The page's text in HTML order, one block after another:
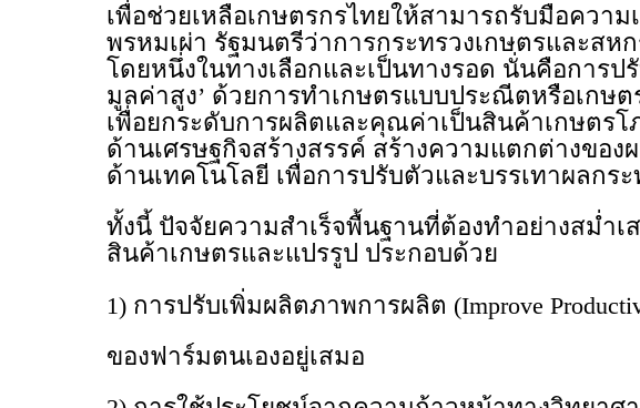
เพื่อช่วยเหลือเกษตรกรไทยให้สามารถรับมือควา
พรหมเผ่า รัฐมนตรีว่าการกระทรวงเกษตรและส
โดยหนึ่งในทางเลือกและเป็นทางรอด นั่นคือการป
มูลค่าสูง’ ด้วยการทำเกษตรแบบประณีตหรือเกษ
เพื่อยกระดับการผลิตและคุณค่าเป็นสินค้าเกษตร
ด้านเศรษฐกิจสร้างสรรค์ สร้างความแตกต่างข
ด้านเทคโนโลยี เพื่อการปรับตัวและบรรเทาผลก
ทั้งนี้ ปัจจัยความสำเร็จพื้นฐานที่ต้องทำอย่างสม่ำ
สินค้าเกษตรและแปรรูป ประกอบด้วย
1) การปรับเพิ่มผลิตภาพการผลิต (Improve
ของฟาร์มตนเองอยู่เสมอ